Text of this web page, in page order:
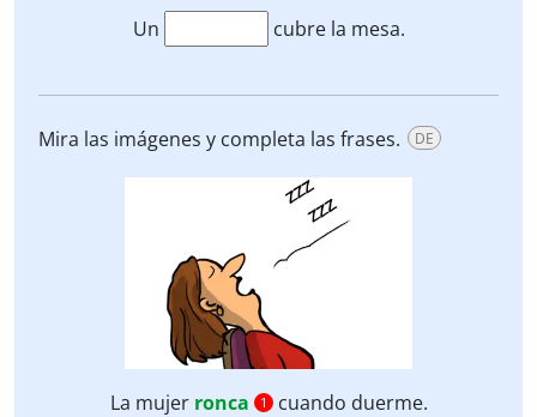
Un cubre la mesa.
Mira las imágenes y completa las frases. DE
La mujer ronca 1 cuando duerme.